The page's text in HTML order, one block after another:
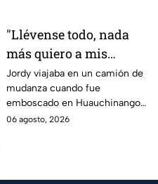
"Llévense todo, nada
más quiero a mis
perritas": Asaltan a un
joven, vacían sus
cuentas y le roban a sus
mascotas en
Jordy viajaba en un camión de
mudanza cuando fue
emboscado en Huauchinango,
Puebla, Además de quitarle
06 agosto, 2026